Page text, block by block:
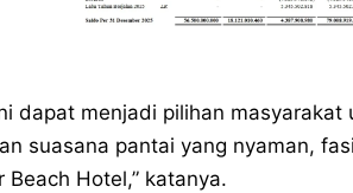
dapat menjadi pilihan
suasana pantai yang nyaman,
Hotel,” katanya.